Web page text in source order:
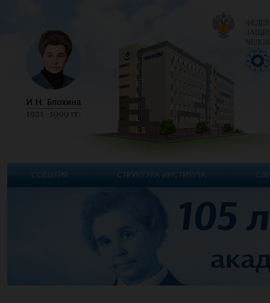
СОБЫТИЯ СТРУКТУРА ИНСТИТУТА